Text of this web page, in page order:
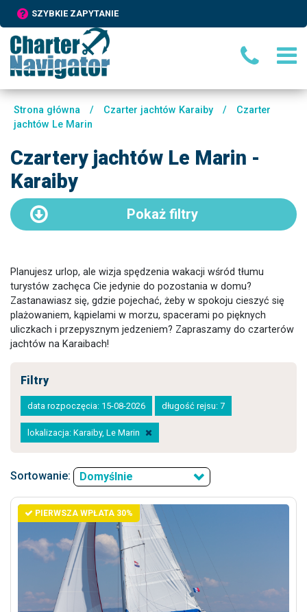
SZYBKIE ZAPYTANIE
Strona główna / Czarter jachtów Karaiby /
Czarter
jachtów Le Marin
Czartery jachtów Le Marin -
Karaiby
Pokaż filtry
Planujesz urlop, ale wizja spędzenia wakacji wśród tłumu
turystów zachęca Cie jedynie do pozostania w domu?
Zastanawiasz się, gdzie pojechać, żeby w spokoju cieszyć się
plażowaniem, kąpielami w morzu, spacerami po pięknych
uliczkach i przepysznym jedzeniem? Zapraszamy do czarterów
jachtów na Karaibach!
Filtry
data rozpoczęcia: 15-08-2026 długość rejsu: 7
lokalizacja: Karaiby, Le Marin
Sortowanie: Domyślnie
PIERWSZA WPŁATA 30%